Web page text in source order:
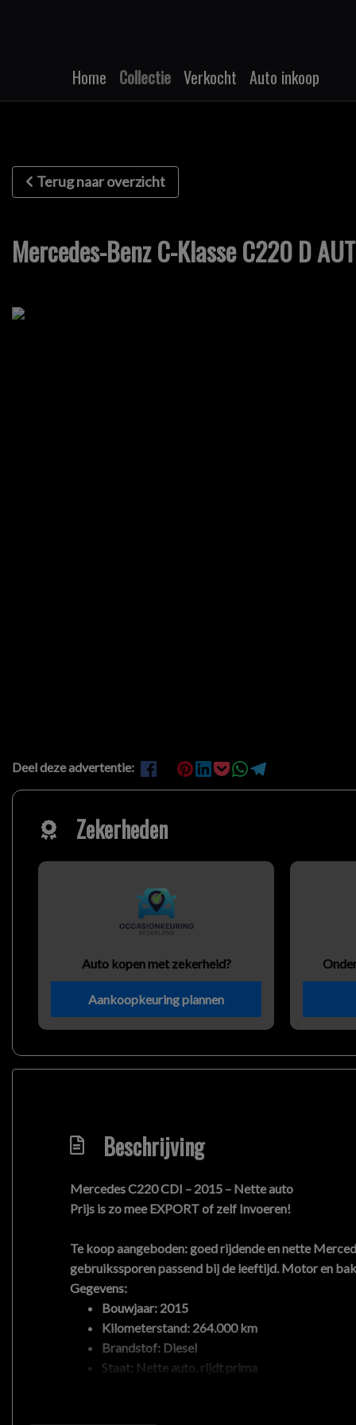
Home Collectie Verkocht Auto inkoop
Terug naar overzicht
Mercedes-Benz C-Klasse C220 D
Deel deze advertentie:
Zekerheden
Auto kopen met zekerheid?
Aankoopkeuring plannen
Beschrijving
Mercedes C220 CDI – 2015 – Nette auto
Prijs is zo mee EXPORT of zelf Invoeren!
Te koop aangeboden: goed rijdende en nette
gebruikssporen passend bij de leeftijd. Motor en
Gegevens:
Bouwjaar: 2015
Kilometerstand: 264.000 km
Brandstof: Diesel
Staat: Nette auto, rijdt prima